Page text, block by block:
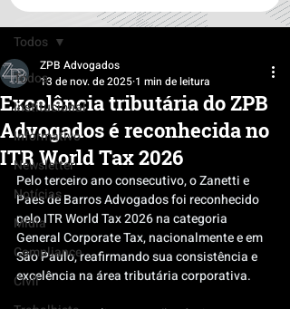
Post
Todos
Institucional
Informativo
Newsletter
Notícias
Mídia
Compliance
Civil
Todos
Excelência tributária do ZPB
Advogados é reconhecida no
ITR World Tax 2026
ZPB Advogados
13 de nov. de 2025 1 min de leitura
Pelo terceiro ano consecutivo, o Zanetti e
Paes de Barros Advogados foi reconhecido
pelo ITR World Tax 2026 na categoria
General Corporate Tax, nacionalmente e em
São Paulo, reafirmando sua consistência e
excelência na área tributária corporativa.